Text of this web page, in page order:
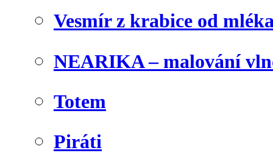
Vesmír z krabice od
NEARIKA – malování
Totem
Piráti